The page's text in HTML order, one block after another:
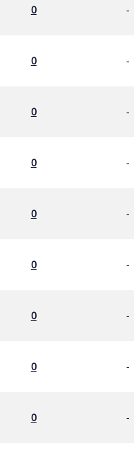
0 -
0 -
0 -
0 -
0 -
0 -
0 -
0 -
0 -